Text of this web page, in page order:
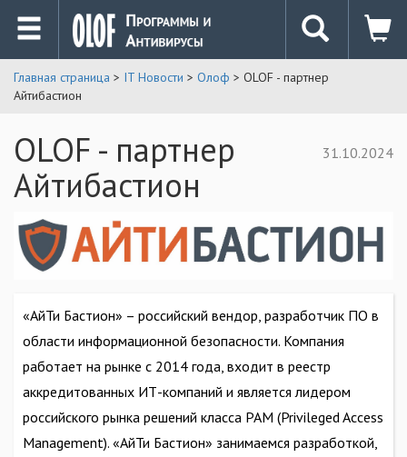
Главная страница > IT Новости > Олоф > OLOF - партнер
Айтибастион
31.10.2024
OLOF - партнер
Айтибастион
«АйТи Бастион» – российский вендор, разработчик ПО в
области информационной безопасности. Компания
работает на рынке с 2014 года, входит в реестр
аккредитованных ИТ-компаний и является лидером
российского рынка решений класса PAM (Privileged Access
Management). «АйТи Бастион» занимаемся разработкой,